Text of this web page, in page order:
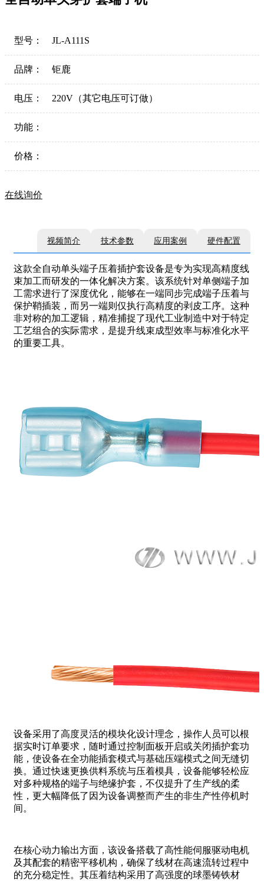
型号： JL-A111S
品牌： 钜鹿
电压： 220V（其它电压可订做）
功能：
价格：
在线询价
视频简介 技术参数 应用案例 硬件配置
这款全自动单头端子压着插护套设备是专为实现高精度线
束加工而研发的一体化解决方案。该系统针对单侧端子加
工需求进行了深度优化，能够在一端同步完成端子压着与
保护鞘插装，而另一端则仅执行高精度的剥皮工序。这种
非对称的加工逻辑，精准捕捉了现代工业制造中对于特定
工艺组合的实际需求，是提升线束成型效率与标准化水平
的重要工具。
设备采用了高度灵活的模块化设计理念，操作人员可以根
据实时订单要求，随时通过控制面板开启或关闭插护套功
能，使设备在全功能插套模式与基础压端模式之间无缝切
换。通过快速更换供料系统与压着模具，设备能够轻松应
对多种规格的端子与绝缘护套，不仅提升了生产线的柔
性，更大幅降低了因为设备调整而产生的非生产性停机时
间。
在核心动力输出方面，该设备搭载了高性能伺服驱动电机
及其配套的精密平移机构，确保了线材在高速流转过程中
的充分稳定性。其压着结构采用了高强度的球墨铸铁材